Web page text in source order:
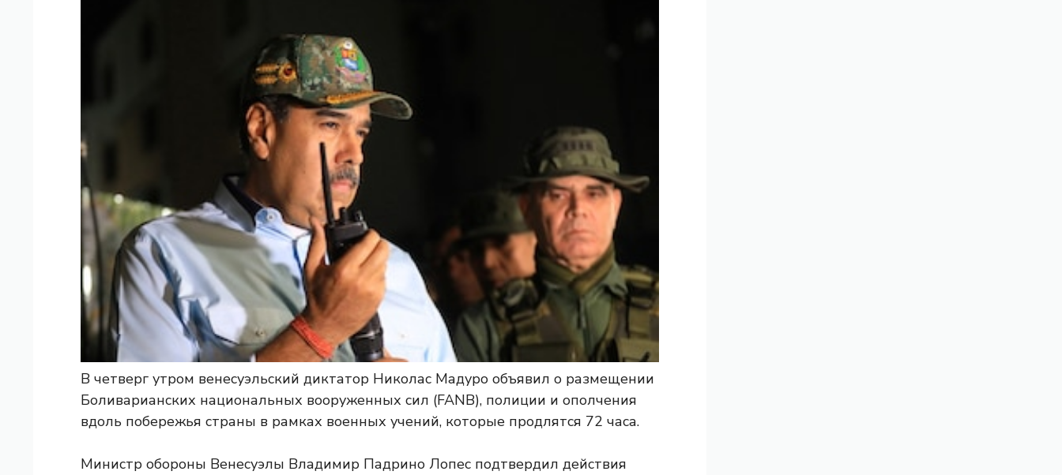
В четверг утром венесуэльский диктатор Николас Мадуро объявил о размещении
Боливарианских национальных вооруженных сил (FANB), полиции и ополчения
вдоль побережья страны в рамках военных учений, которые продлятся 72 часа.
Министр обороны Венесуэлы Владимир Падрино Лопес подтвердил действия